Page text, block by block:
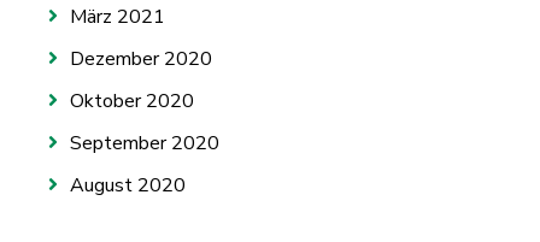
März 2021
Dezember 2020
Oktober 2020
September 2020
August 2020